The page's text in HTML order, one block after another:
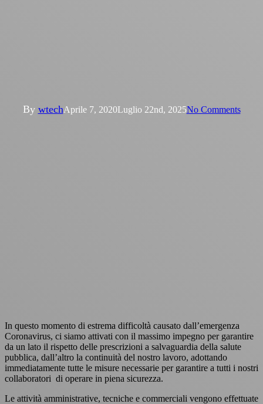
By wtechAprile 7, 2020Luglio 22nd, 2025No Comments
In questo momento di estrema difficoltà causato dall’emergenza
Coronavirus, ci siamo attivati con il massimo impegno per garantire
da un lato il rispetto delle prescrizioni a salvaguardia della salute
pubblica, dall’altro la continuità del nostro lavoro, adottando
immediatamente tutte le misure necessarie per garantire a tutti i nostri
collaboratori di operare in piena sicurezza.
Le attività amministrative, tecniche e commerciali vengono effettuate